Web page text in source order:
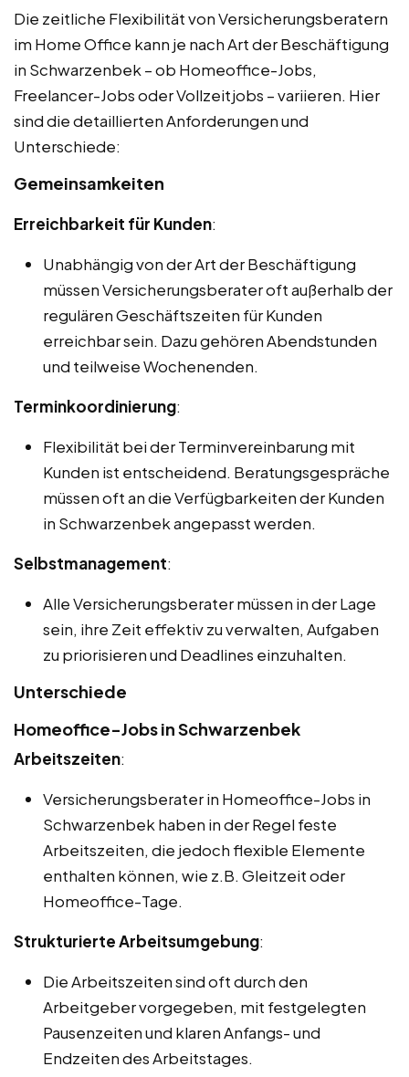
Die zeitliche Flexibilität von Versicherungsberatern
im Home Office kann je nach Art der Beschäftigung
in Schwarzenbek – ob Homeoffice-Jobs,
Freelancer-Jobs oder Vollzeitjobs – variieren. Hier
sind die detaillierten Anforderungen und
Unterschiede:
Gemeinsamkeiten
Erreichbarkeit für Kunden:
Unabhängig von der Art der Beschäftigung
müssen Versicherungsberater oft außerhalb der
regulären Geschäftszeiten für Kunden
erreichbar sein. Dazu gehören Abendstunden
und teilweise Wochenenden.
Terminkoordinierung:
Flexibilität bei der Terminvereinbarung mit
Kunden ist entscheidend. Beratungsgespräche
müssen oft an die Verfügbarkeiten der Kunden
in Schwarzenbek angepasst werden.
Selbstmanagement:
Alle Versicherungsberater müssen in der Lage
sein, ihre Zeit effektiv zu verwalten, Aufgaben
zu priorisieren und Deadlines einzuhalten.
Unterschiede
Homeoffice-Jobs in Schwarzenbek
Arbeitszeiten:
Versicherungsberater in Homeoffice-Jobs in
Schwarzenbek haben in der Regel feste
Arbeitszeiten, die jedoch flexible Elemente
enthalten können, wie z.B. Gleitzeit oder
Homeoffice-Tage.
Strukturierte Arbeitsumgebung:
Die Arbeitszeiten sind oft durch den
Arbeitgeber vorgegeben, mit festgelegten
Pausenzeiten und klaren Anfangs- und
Endzeiten des Arbeitstages.